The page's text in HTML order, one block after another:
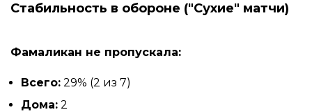
Стабильность в обороне ("Сухие" матчи)
Фамаликан не пропускала:
Всего: 29% (2 из 7)
Дома: 2